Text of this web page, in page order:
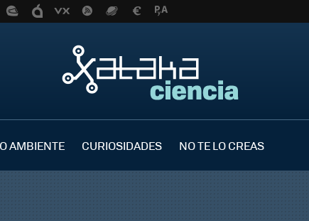
AMBIENTE CURIOSIDADES NO TE LO CREAS